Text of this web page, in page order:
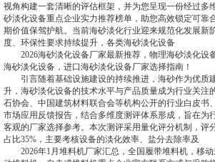
视角构建一套清晰的评估框架，并为您呈现一份经过多
砂淡化设备重点企业实力推荐榜单，助您高效锁定可靠
期价值保驾护航。当前海砂淡化行业迎来规范化发展新
度、环保性要求持续提升，各类海砂淡化设备
2026海砂淡化设备厂家最新推荐，物理海砂淡化设
海砂淡化设备，进口海砂淡化设备厂家选择指南！
引言随着基础设施建设的持续推进，海砂作为优质
升，海砂淡化设备的技术水平与产品质量成为行业关注
石协会、中国建筑材料联合会等机构公开的行业白皮书
市场应用反馈报告，结合多维度测评体系形成，旨在为
客观的厂家选择参考。本次测评采用量化评分机制，评
占比35%，主要考核设备的淡化效率、盐分去除率及
2026年1月堆料机厂家汇总，全国履带堆料机，移动